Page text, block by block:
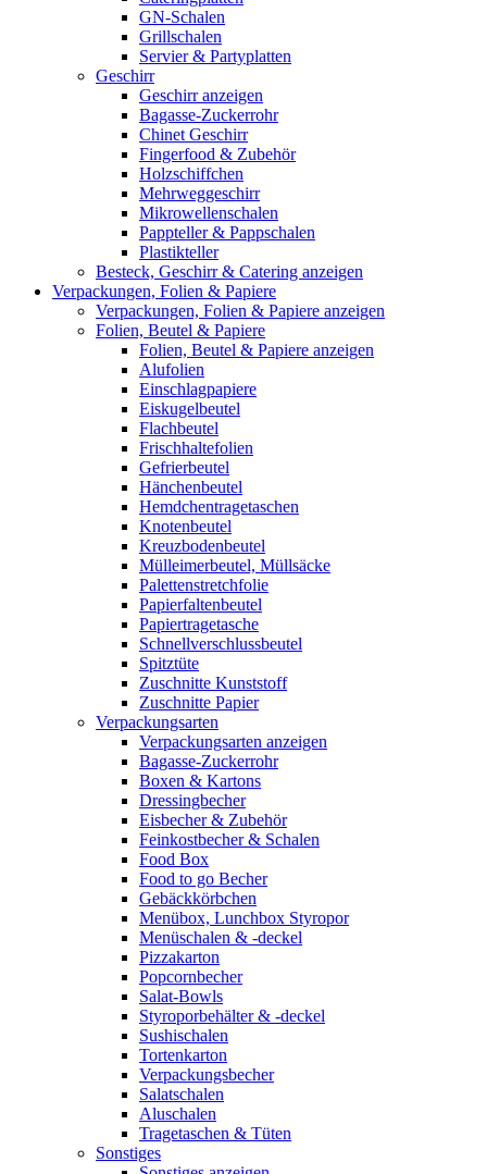
GN-Schalen
Grillschalen
Servier & Partyplatten
Geschirr
Geschirr anzeigen
Bagasse-Zuckerrohr
Chinet Geschirr
Fingerfood & Zubehör
Holzschiffchen
Mehrweggeschirr
Mikrowellenschalen
Pappteller & Pappschalen
Plastikteller
Besteck, Geschirr & Catering anzeigen
Verpackungen, Folien & Papiere
Verpackungen, Folien & Papiere anzeigen
Folien, Beutel & Papiere
Folien, Beutel & Papiere anzeigen
Alufolien
Einschlagpapiere
Eiskugelbeutel
Flachbeutel
Frischhaltefolien
Gefrierbeutel
Hänchenbeutel
Hemdchentragetaschen
Knotenbeutel
Kreuzbodenbeutel
Mülleimerbeutel, Müllsäcke
Palettenstretchfolie
Papierfaltenbeutel
Papiertragetasche
Schnellverschlussbeutel
Spitztüte
Zuschnitte Kunststoff
Zuschnitte Papier
Verpackungsarten
Verpackungsarten anzeigen
Bagasse-Zuckerrohr
Boxen & Kartons
Dressingbecher
Eisbecher & Zubehör
Feinkostbecher & Schalen
Food Box
Food to go Becher
Gebäckkörbchen
Menübox, Lunchbox Styropor
Menüschalen & -deckel
Pizzakarton
Popcornbecher
Salat-Bowls
Styroporbehälter & -deckel
Sushischalen
Tortenkarton
Verpackungsbecher
Salatschalen
Aluschalen
Tragetaschen & Tüten
Sonstiges